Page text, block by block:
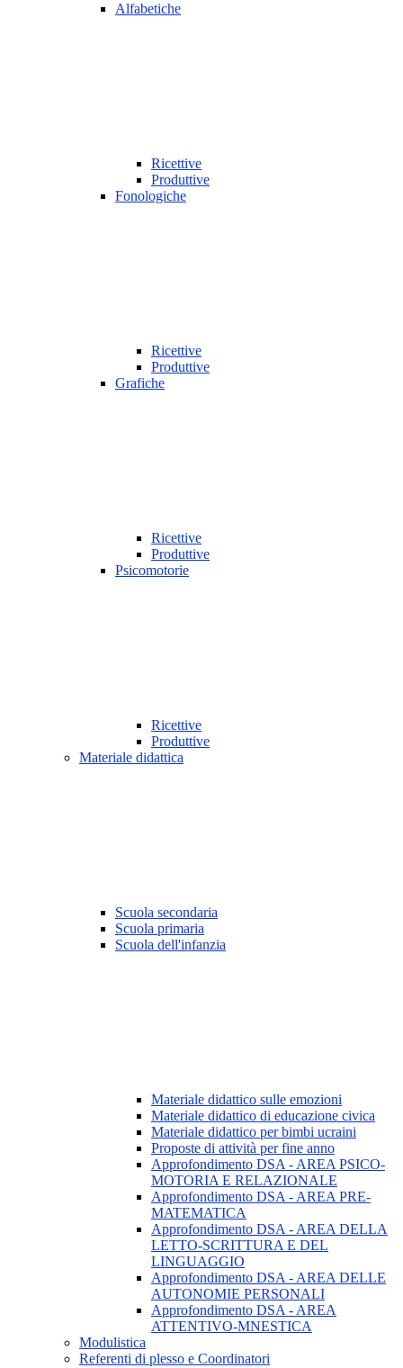
Alfabetiche
Ricettive
Produttive
Fonologiche
Ricettive
Produttive
Grafiche
Ricettive
Produttive
Psicomotorie
Ricettive
Produttive
Materiale didattica
Scuola secondaria
Scuola primaria
Scuola dell'infanzia
Materiale didattico sulle emozioni
Materiale didattico di educazione civica
Materiale didattico per bimbi ucraini
Proposte di attività per fine anno
Approfondimento DSA - AREA PSICO-
MOTORIA E RELAZIONALE
Approfondimento DSA - AREA PRE-
MATEMATICA
Approfondimento DSA - AREA DELLA
LETTO-SCRITTURA E DEL
LINGUAGGIO
Approfondimento DSA - AREA DELLE
AUTONOMIE PERSONALI
Approfondimento DSA - AREA
ATTENTIVO-MNESTICA
Modulistica
Referenti di plesso e Coordinatori